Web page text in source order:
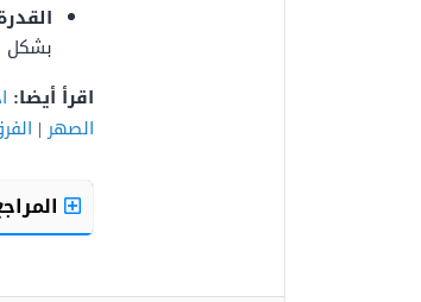
بشكل
اقرأ أيضا:
الصهر|